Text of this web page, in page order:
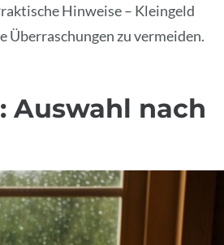
Hinweise – Kleingeld
Überraschungen zu vermeiden.
Auswahl nach